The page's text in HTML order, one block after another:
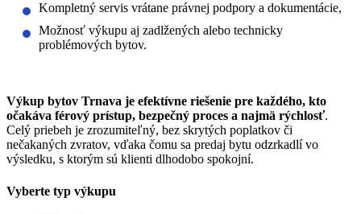
Kompletný servis vrátane právnej podpory a dokumentácie,
Možnosť výkupu aj zadlžených alebo technicky
problémových bytov.
Výkup bytov Trnava je efektívne riešenie pre každého, kto
očakáva férový prístup, bezpečný proces a najmä rýchlosť.
Celý priebeh je zrozumiteľný, bez skrytých poplatkov či
nečakaných zvratov, vďaka čomu sa predaj bytu odzrkadlí vo
výsledku, s ktorým sú klienti dlhodobo spokojní.
Vyberte typ výkupu